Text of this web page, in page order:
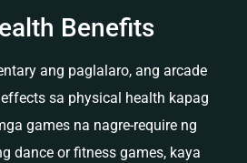
Benefits
ang paglalaro, ang arcade
sa physical health kapag
games na nagre-require ng
dance or fitness games, kaya